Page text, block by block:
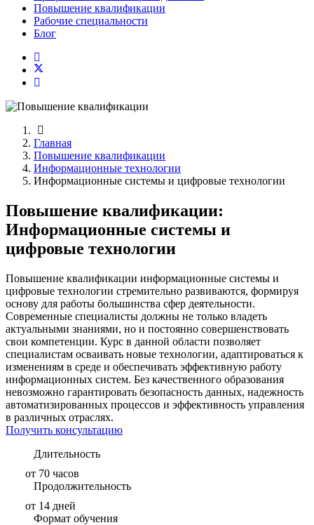
Повышение квалификации
Рабочие специальности
Блог
Главная
Повышение квалификации
Информационные технологии
Информационные системы и цифровые технологии
Повышение квалификации:
Информационные системы и
цифровые технологии
Повышение квалификации информационные системы и
цифровые технологии стремительно развиваются, формируя
основу для работы большинства сфер деятельности.
Современные специалисты должны не только владеть
актуальными знаниями, но и постоянно совершенствовать
свои компетенции. Курс в данной области позволяет
специалистам осваивать новые технологии, адаптироваться к
изменениям в среде и обеспечивать эффективную работу
информационных систем. Без качественного образования
невозможно гарантировать безопасность данных, надежность
автоматизированных процессов и эффективность управления
в различных отраслях.
Получить консультацию
Длительность
от 70 часов
Продолжительность
от 14 дней
Формат обучения